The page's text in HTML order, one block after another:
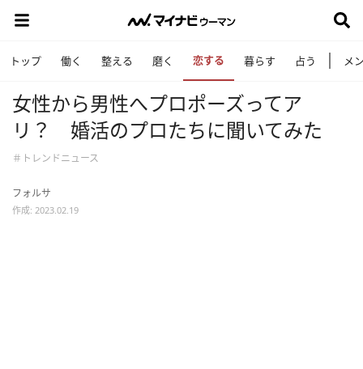
トップ 働く 整える 磨く 恋する 暮らす 占う メ
女性から男性へプロポーズってア
リ？ 婚活のプロたちに聞いてみた
＃トレンドニュース
フォルサ
作成: 2023.02.19